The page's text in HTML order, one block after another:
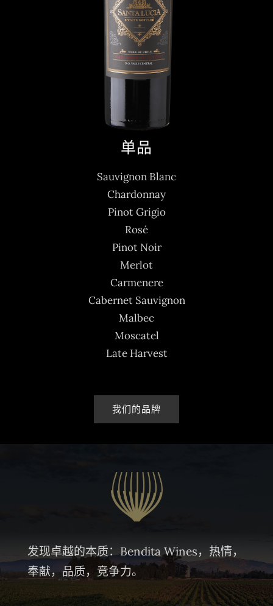
单品
Sauvignon Blanc
Chardonnay
Pinot Grigio
Rosé
Pinot Noir
Merlot
Carmenere
Cabernet Sauvignon
Malbec
Moscatel
Late Harvest
我们的品牌
发现卓越的本质：Bendita Wines，热情，
奉献，品质，竞争力。